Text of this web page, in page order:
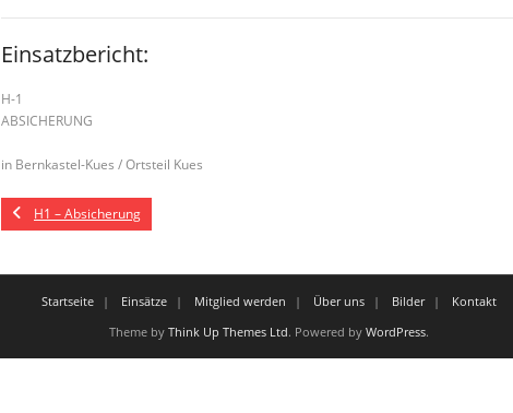
Einsatzbericht:
H-1
ABSICHERUNG
in Bernkastel-Kues / Ortsteil Kues
H1 – Absicherung
Startseite Einsätze Mitglied werden Über uns Bilder
Kontakt
Theme by Think Up Themes Ltd. Powered by WordPress.